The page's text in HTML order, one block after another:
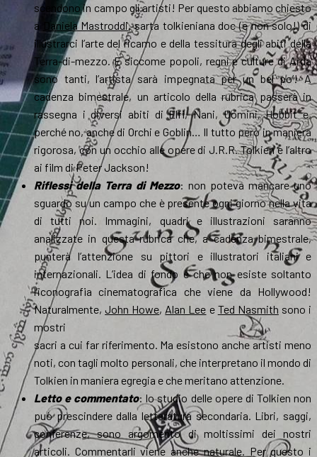
scendono in campo gli artisti! Per questo abbiamo chiesto
a
Daniela Mastroddi, sarta tolkieniana doc (e non solo!) di
illustrarci l’arte del ricamo e della tessitura degli abiti della
Terra-di-mezzo. E siccome popoli, regni e culture di Arda
sono tanti, l’artista sarà impegnata per un bel po’! A
cadenza bimestrale, un articolo della rubrica passerà in
rassegna i diversi abiti di Elfi, Nani, Uomini, Hobbit e,
perché no, anche di Orchi e Goblin… Il tutto però in maniera
rigorosa, con un occhio alle opere di J.R.R. Tolkien e l’altro
ai film di Peter Jackson!
Riflessi della Terra di Mezzo: non poteva mancare uno
sguardo su un campo che è presente ogni giorno nella vita
di tutti noi. Immagini, quadri e illustrazioni saranno
analizzate in questa rubrica che, a cadenza bimestrale,
punterà l’attenzione su pittori e illustratori italiani e
internazionali. L’idea di fondo è che non esiste soltanto
l’iconografia cinematografica che viene da Hollywood!
Naturalmente,John Howe, Alan Lee e Ted Nasmith sono i
mostri
sacri a cui far riferimento. Ma esistono anche artisti meno
noti, con tagli molto personali, che interpretano il mondo di
Tolkien in maniera egregia e che meritano attenzione.
Letto e commentato: lo studio delle opere di Tolkien non
può prescindere dalla letteratura secondaria. Libri, saggi,
conferenze, sono argomento di moltissimi dei nostri
articoli. Commentarli viene anche naturale. Per questo i